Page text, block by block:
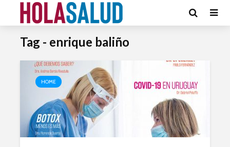
Tag - enrique baliño
HOME